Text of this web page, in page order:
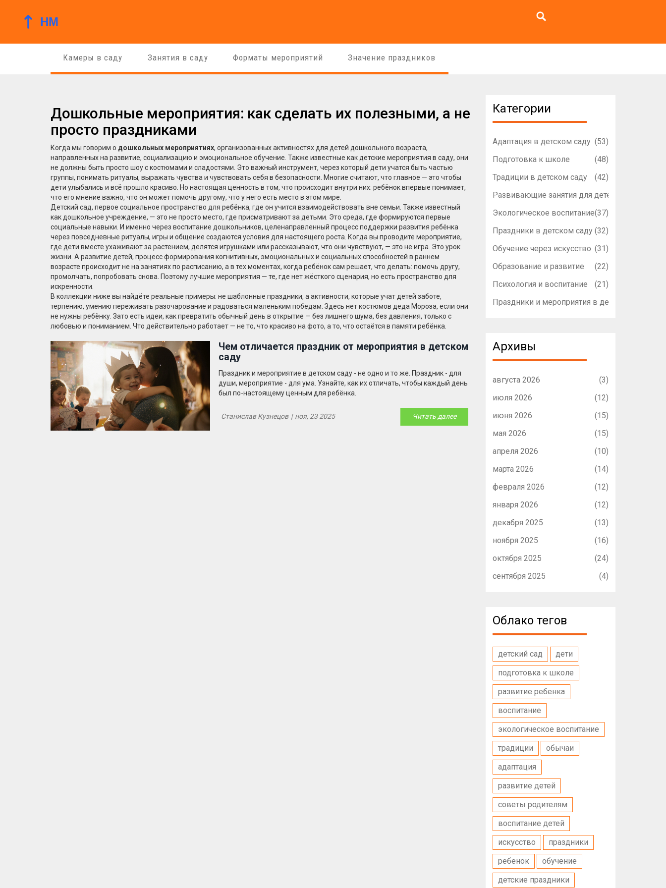
Камеры в саду Занятия в саду Форматы мероприятий Значение праздников
Дошкольные мероприятия: как сделать их полезными, а не
просто праздниками
Когда мы говорим о дошкольных мероприятиях, организованных активностях для детей дошкольного возраста,
направленных на развитие, социализацию и эмоциональное обучение . Также известные как детские мероприятия в саду, они
не должны быть просто шоу с костюмами и сладостями. Это важный инструмент, через который дети учатся быть частью
группы, понимать ритуалы, выражать чувства и чувствовать себя в безопасности. Многие считают, что главное — это чтобы
дети улыбались и всё прошло красиво. Но настоящая ценность в том, что происходит внутри них: ребёнок впервые понимает,
что его мнение важно, что он может помочь другому, что у него есть место в этом мире.
Детский сад, первое социальное пространство для ребёнка, где он учится взаимодействовать вне семьи . Также известный
как дошкольное учреждение, — это не просто место, где присматривают за детьми. Это среда, где формируются первые
социальные навыки. И именно через воспитание дошкольников, целенаправленный процесс поддержки развития ребёнка
через повседневные ритуалы, игры и общение создаются условия для настоящего роста. Когда вы проводите мероприятие,
где дети вместе ухаживают за растением, делятся игрушками или рассказывают, что они чувствуют, — это не игра. Это урок
жизни. А развитие детей, процесс формирования когнитивных, эмоциональных и социальных способностей в раннем
возрасте происходит не на занятиях по расписанию, а в тех моментах, когда ребёнок сам решает, что делать: помочь другу,
промолчать, попробовать снова. Поэтому лучшие мероприятия — те, где нет жёсткого сценария, но есть пространство для
искренности.
В коллекции ниже вы найдёте реальные примеры: не шаблонные праздники, а активности, которые учат детей заботе,
терпению, умению переживать разочарование и радоваться маленьким победам. Здесь нет костюмов деда Мороза, если они
не нужны ребёнку. Зато есть идеи, как превратить обычный день в открытие — без лишнего шума, без давления, только с
любовью и пониманием. Что действительно работает — не то, что красиво на фото, а то, что остаётся в памяти ребёнка.
Чем отличается праздник от мероприятия в детском
саду
Праздник и мероприятие в детском саду - не одно и то же. Праздник - для
души, мероприятие - для ума. Узнайте, как их отличать, чтобы каждый день
был по-настоящему ценным для ребёнка.
Станислав Кузнецов | ноя, 23 2025 Читать далее
Категории
Адаптация в детском саду (53)
Подготовка к школе
(48)
Традиции в детском саду
(42)
Развивающие занятия для детей
Экологическое воспитание(37)
Праздники в детском саду (32)
Обучение через искусство (31)
Образование и развитие
(22)
Психология и воспитание
(21)
Праздники и мероприятия в детском садике
Архивы
августа 2026
(3)
июля 2026
(12)
июня 2026
(15)
мая 2026
(15)
апреля 2026
(10)
марта 2026
(14)
февраля 2026
(12)
января 2026
(12)
декабря 2025
(13)
ноября 2025
(16)
октября 2025
(24)
сентября 2025
(4)
Облако тегов
детский сад
дети
подготовка к школе
развитие ребенка
воспитание
экологическое воспитание
традиции
обычаи
адаптация
развитие детей
советы родителям
воспитание детей
искусство
праздники
ребенок
обучение
детские праздники